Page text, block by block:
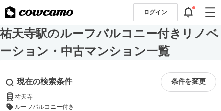
ログイン
祐天寺駅のルーフバルコニー付きリノベ
ーション・中古マンション一覧
現在の検索条件 条件を変更
祐天寺
ルーフバルコニー付き